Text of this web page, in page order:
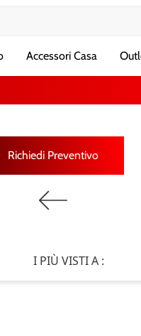
Accessori Casa
Richiedi Preventivo
I PIÙ VISTI A :